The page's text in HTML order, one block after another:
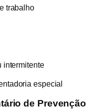
trabalho
intermitente
especial
de Prevenção